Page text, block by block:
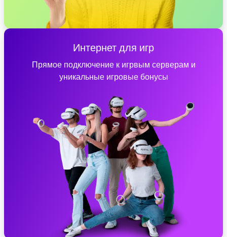
Интернет для игр
Прямое подключение к игрвым серверам и
уникальные игровые бонусы